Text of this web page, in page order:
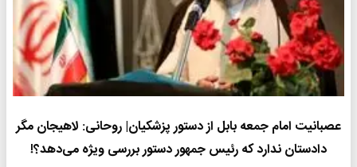
عصبانیت امام جمعه بابل از دستور پزشکیان| روحانی: لاهیجان مگر
دادستان ندارد که رئیس جمهور دستور بررسی ویژه می‌دهد؟!